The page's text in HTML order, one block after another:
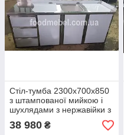
Стіл-тумба 2300х700х850
з штампованої мийкою і
шухлядами з нержавійки з
місцем під холодильник
38 980 ₴